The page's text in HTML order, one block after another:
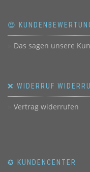
😍
Das sagen unsere
❌ WIDERRUF
Vertrag widerrufen
✪ KUNDENCENTER